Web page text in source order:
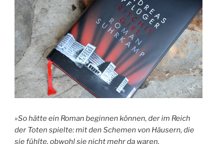
»So hätte ein Roman beginnen können, der im Reich
der Toten spielte: mit den Schemen von Häusern, die
sie fühlte, obwohl sie nicht mehr da waren,